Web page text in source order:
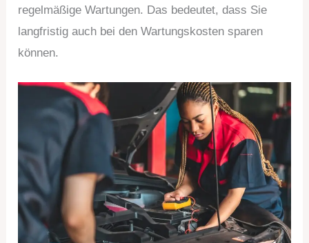
regelmäßige Wartungen. Das bedeutet, dass Sie
langfristig auch bei den Wartungskosten sparen
können.